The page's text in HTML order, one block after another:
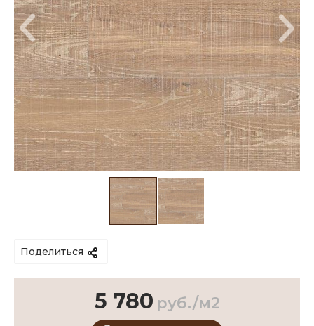
Поделиться
5 780 руб./м2